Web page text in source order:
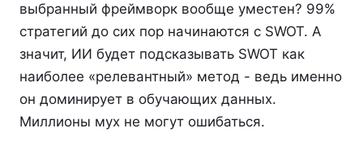
выбранный фреймворк вообще уместен? 99%
стратегий до сих пор начинаются с SWOT. А
значит, ИИ будет подсказывать SWOT как
наиболее «релевантный» метод - ведь именно
он доминирует в обучающих данных.
Миллионы мух не могут ошибаться.